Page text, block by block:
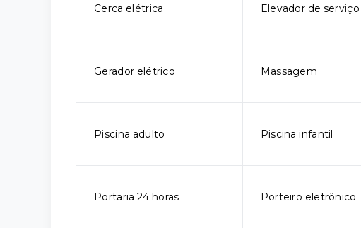
Cerca elétrica Elevador de serviço
Gerador elétrico Massagem
Piscina adulto Piscina infantil
Portaria 24 horas Porteiro eletrônico